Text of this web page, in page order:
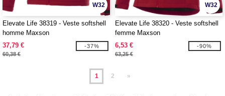
W32
Elevate Life 38319 - Veste softshell
homme Maxson
37,79 €
60,38 €
-37%
W32
Elevate Life 38320 - Veste softshell
femme Maxson
6,53 €
63,25 €
-90%
1 2 »